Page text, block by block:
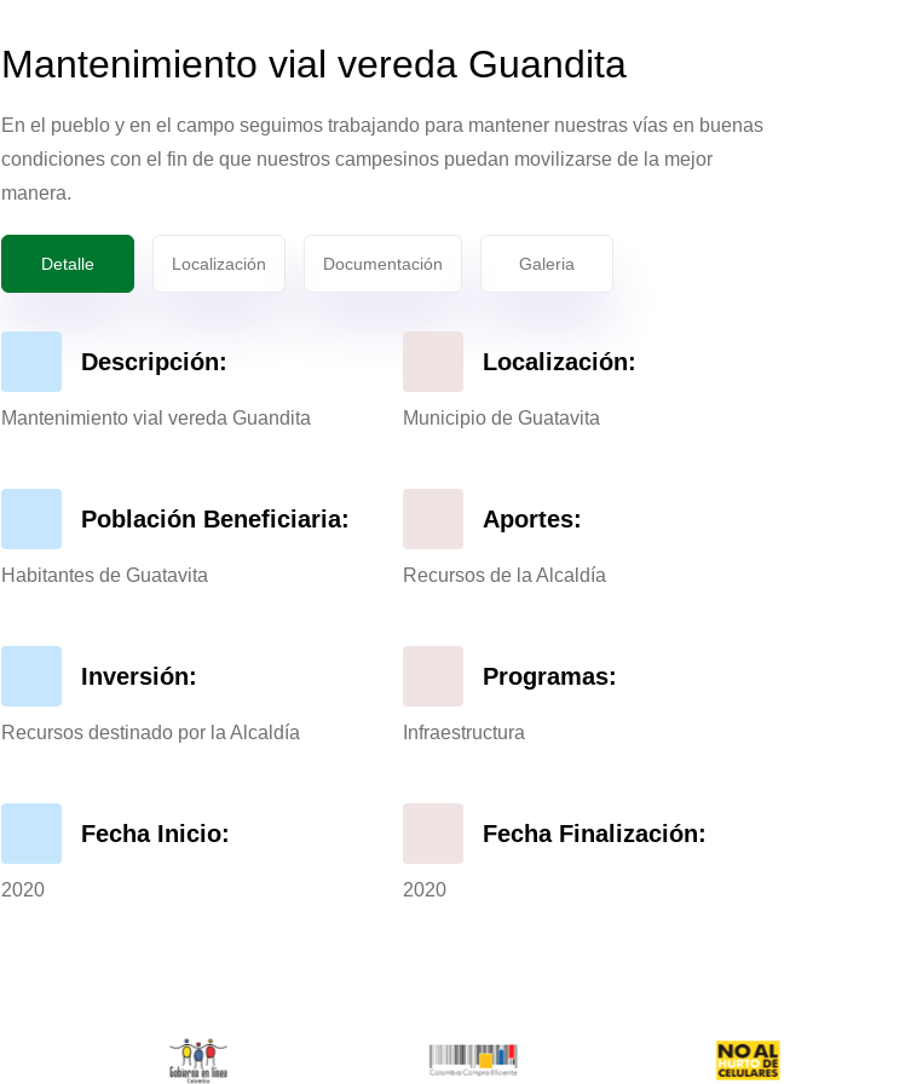
Mantenimiento vial vereda Guandita
En el pueblo y en el campo seguimos trabajando para mantener nuestras vías en buenas
condiciones con el fin de que nuestros campesinos puedan movilizarse de la mejor
manera.
Detalle Localización Documentación Galeria
Descripción:
Mantenimiento vial vereda Guandita
Localización:
Municipio de Guatavita
Población Beneficiaria:
Habitantes de Guatavita
Aportes:
Recursos de la Alcaldía
Inversión:
Recursos destinado por la Alcaldía
Programas:
Infraestructura
Fecha Inicio:
2020
Fecha Finalización:
2020